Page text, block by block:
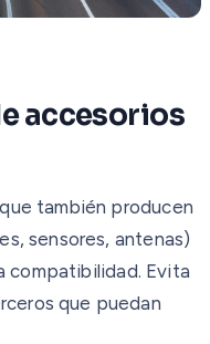
accesorios
también producen
sensores, antenas)
compatibilidad. Evita
que puedan